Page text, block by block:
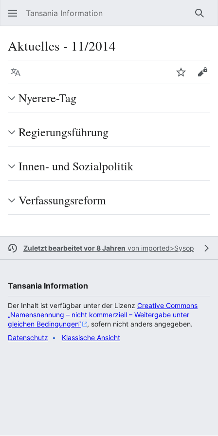
Tansania Information
Aktuelles - 11/2014
Sprache
Nyerere-Tag
Regierungsführung
Innen- und Sozialpolitik
Verfassungsreform
Zuletzt bearbeitet vor 8 Jahren von imported>Sysop
Tansania Information
Der Inhalt ist verfügbar unter der Lizenz Creative Commons
„Namensnennung – nicht kommerziell – Weitergabe unter
gleichen Bedingungen“
, sofern nicht anders angegeben.
Datenschutz
Klassische Ansicht